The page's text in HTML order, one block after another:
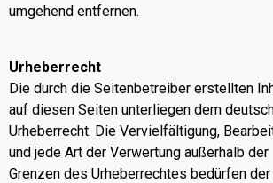
umgehend entfernen.
Urheberrecht
Die durch die Seitenbetreiber erstellten
auf diesen Seiten unterliegen dem
Urheberrecht. Die Vervielfältigung,
und jede Art der Verwertung außerhalb der
Grenzen des Urheberrechtes bedürfen